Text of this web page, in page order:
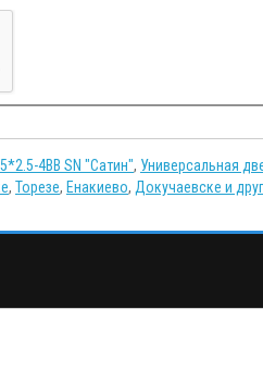
4BB SN "Сатин", Универсальная
, Торезе, Енакиево, Докучаевске и